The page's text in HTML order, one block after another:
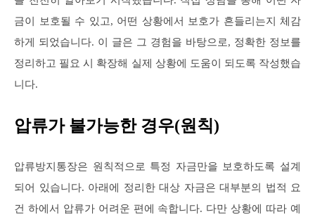
금이 보호될 수 있고, 어떤 상황에서 보호가 흔들리는지 체감
하게 되었습니다. 이 글은 그 경험을 바탕으로, 정확한 정보를
정리하고 필요 시 확장해 실제 상황에 도움이 되도록 작성했습
니다.
압류가 불가능한 경우(원칙)
압류방지통장은 원칙적으로 특정 자금만을 보호하도록 설계
되어 있습니다. 아래에 정리한 대상 자금은 대부분의 법적 요
건 하에서 압류가 어려운 편에 속합니다. 다만 상황에 따라 예